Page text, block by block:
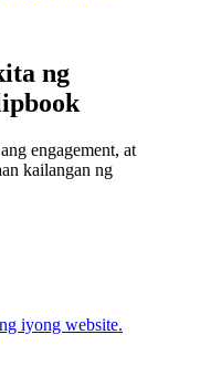
ng
engagement, at
kailangan ng
iyong website.